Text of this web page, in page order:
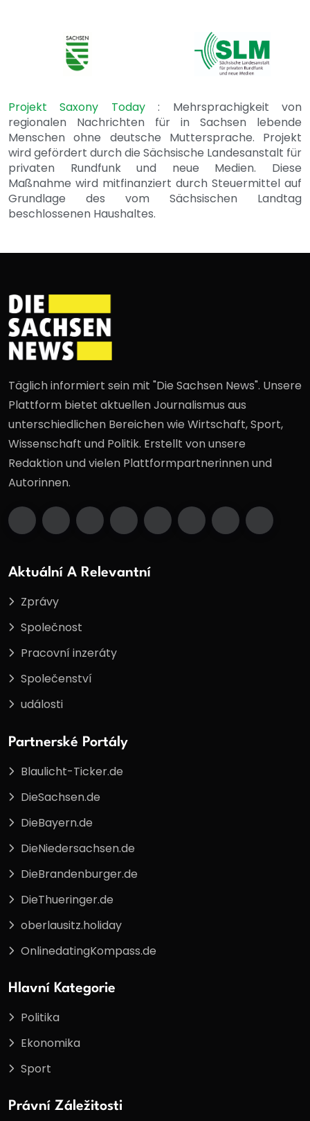
Projekt Saxony Today: Mehrsprachigkeit von
regionalen Nachrichten für in Sachsen lebende
Menschen ohne deutsche Muttersprache. Projekt
wird gefördert durch die Sächsische Landesanstalt für
privaten Rundfunk und neue Medien. Diese
Maßnahme wird mitfinanziert durch Steuermittel auf
Grundlage des vom Sächsischen Landtag
beschlossenen Haushaltes.
Täglich informiert sein mit "Die Sachsen News". Unsere
Plattform bietet aktuellen Journalismus aus
unterschiedlichen Bereichen wie Wirtschaft, Sport,
Wissenschaft und Politik. Erstellt von unsere
Redaktion und vielen Plattformpartnerinnen und
Autorinnen.
Aktuální A Relevantní
Zprávy
Společnost
Pracovní inzeráty
Společenství
události
Partnerské Portály
Blaulicht-Ticker.de
DieSachsen.de
DieBayern.de
DieNiedersachsen.de
DieBrandenburger.de
DieThueringer.de
oberlausitz.holiday
OnlinedatingKompass.de
Hlavní Kategorie
Politika
Ekonomika
Sport
Právní Záležitosti